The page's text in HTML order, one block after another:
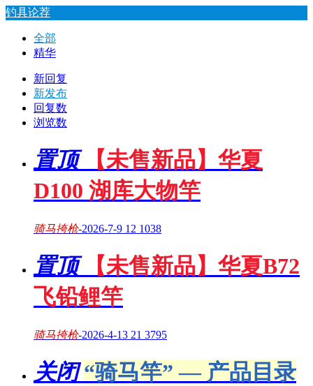
钓具论荐
全部
精华
新回复
新发布
回复数
浏览数
置顶
【未售新品】华夏
D100 湖库大物竿
骑马挎枪-2026-7-9 12 1038
置顶
【未售新品】华夏B72
飞铅鲤竿
骑马挎枪-2026-4-13 21 3795
关闭 “骑马竿” — 产品目录